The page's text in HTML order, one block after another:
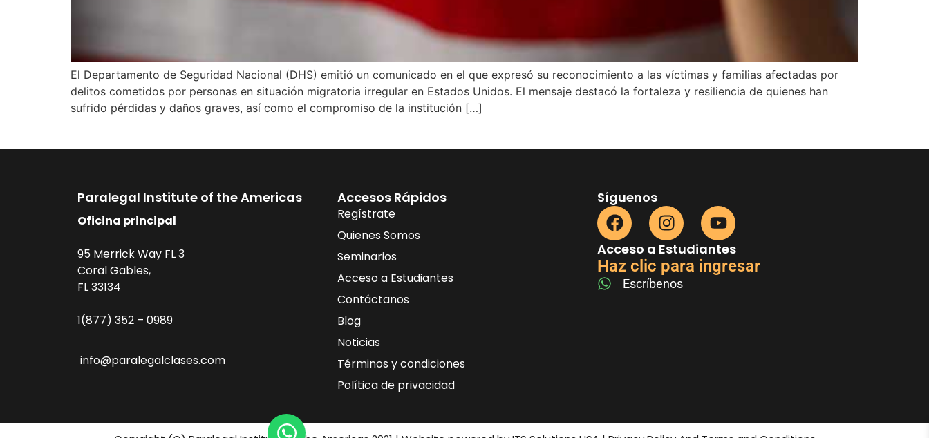
El Departamento de Seguridad Nacional (DHS) emitió un comunicado en el que expresó su reconocimiento a las víctimas y familias afectadas por
delitos cometidos por personas en situación migratoria irregular en Estados Unidos. El mensaje destacó la fortaleza y resiliencia de quienes han
sufrido pérdidas y daños graves, así como el compromiso de la institución […]
Paralegal Institute of the Americas
Oficina principal
95 Merrick Way FL 3
Coral Gables,
FL 33134
1(877) 352 – 0989
info@paralegalclases.com
Accesos Rápidos
Regístrate
Quienes Somos
Seminarios
Acceso a Estudiantes
Contáctanos
Blog
Noticias
Términos y condiciones
Política de privacidad
Síguenos
Acceso a Estudiantes
Haz clic para ingresar
Escríbenos